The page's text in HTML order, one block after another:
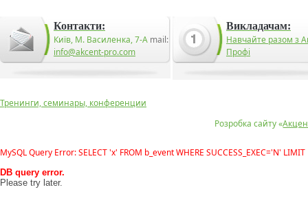
Контакти:
Київ, М. Василенка, 7-А mail:
info@akcent-pro.com
Викладачам:
Навчайте разом з
Профі
Розробка сайту «
Тренинги, семинары, конференции
MySQL Query Error: SELECT 'x' FROM b_event WHERE SUCCESS_EXEC='N' LIMIT
DB query error.
Please try later.